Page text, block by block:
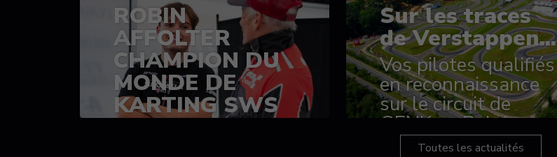
ROBIN
AFFOLTER
CHAMPION DU
MONDE DE
KARTING SWS
(SPRINT)
Sur les traces
de Verstappen...
Vos pilotes qualifiés
en reconnaissance
sur le circuit de
GENK en Belgique
Toutes les actualités